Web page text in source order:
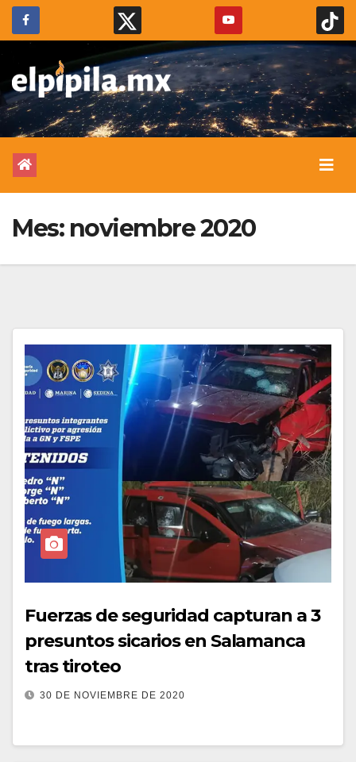
Mes: noviembre 2020
Fuerzas de seguridad capturan a 3
presuntos sicarios en Salamanca
tras tiroteo
30 DE NOVIEMBRE DE 2020